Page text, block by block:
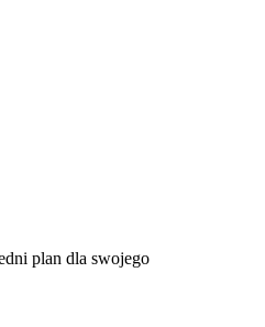
plan dla swojego